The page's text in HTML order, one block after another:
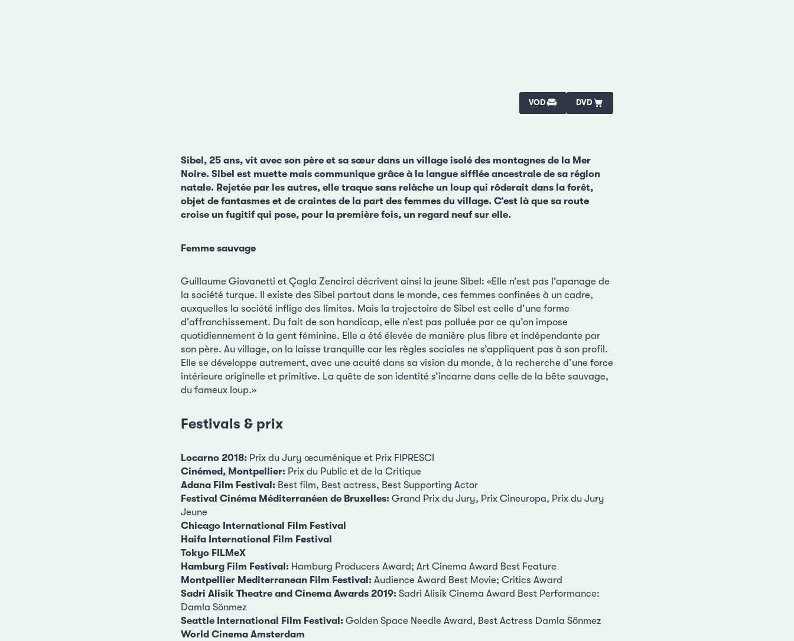
VOD DVD
Sibel, 25 ans, vit avec son père et sa sœur dans un village isolé des montagnes de la Mer
Noire. Sibel est muette mais communique grâce à la langue sifflée ancestrale de sa région
natale. Rejetée par les autres, elle traque sans relâche un loup qui rôderait dans la forêt,
objet de fantasmes et de craintes de la part des femmes du village. C’est là que sa route
croise un fugitif qui pose, pour la première fois, un regard neuf sur elle.
Femme sauvage
Guillaume Giovanetti et Çagla Zencirci décrivent ainsi la jeune Sibel: «Elle n’est pas l’apanage de
la société turque. Il existe des Sibel partout dans le monde, ces femmes confinées à un cadre,
auxquelles la société inflige des limites. Mais la trajectoire de Sibel est celle d’une forme
d’affranchissement. Du fait de son handicap, elle n’est pas polluée par ce qu’on impose
quotidiennement à la gent féminine. Elle a été élevée de manière plus libre et indépendante par
son père. Au village, on la laisse tranquille car les règles sociales ne s’appliquent pas à son profil.
Elle se développe autrement, avec une acuité dans sa vision du monde, à la recherche d’une force
intérieure originelle et primitive. La quête de son identité s’incarne dans celle de la bête sauvage,
du fameux loup.»
Festivals & prix
Locarno 2018:Prix du Jury œcuménique et Prix FIPRESCI
Cinémed, Montpellier:Prix du Public et de la Critique
Adana Film Festival: Best film, Best actress, Best Supporting Actor
Festival Cinéma Méditerranéen de Bruxelles:Grand Prix du Jury, Prix Cineuropa, Prix du Jury
Jeune
Chicago International Film Festival
Haifa International Film Festival
Tokyo FILMeX
Hamburg Film Festival: Hamburg Producers Award; Art Cinema Award Best Feature
Montpellier Mediterranean Film Festival:Audience Award Best Movie; Critics Award
Sadri Alisik Theatre and Cinema Awards 2019: Sadri Alisik Cinema Award Best Performance:
Damla Sönmez
Seattle International Film Festival:Golden Space Needle Award, Best Actress Damla Sönmez
World Cinema Amsterdam